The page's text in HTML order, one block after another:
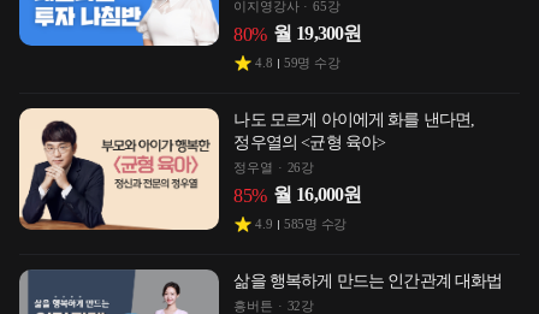
이지영강사 65강
80% 월 19,300원
4.8 59명 수강
나도 모르게 아이에게 화를 낸다면,
정우열의 <균형 육아>
정우열 26강
85% 월 16,000원
4.9 585명 수강
삶을 행복하게 만드는 인간관계 대화법
흥버튼 32강